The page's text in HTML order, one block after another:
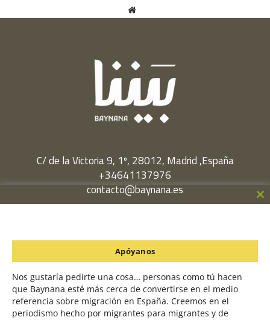
Sitio
web
C/ de la Victoria 9, 1º, 28012, Madrid ,España
+34641137976
contacto@baynana.es
Política de Privacidad
Política de Cookies
Un proyecto en colaboración con
Nos gustaría pedirte una cosa… personas como tú hacen
que Baynana esté más cerca de convertirse en el medio
referencia sobre migración en España. Creemos en el
periodismo hecho por migrantes para migrantes y de
Apóyanos